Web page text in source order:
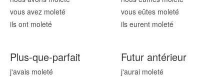
vous avez moleté
ils ont moleté
vous eûtes moleté
ils eurent moleté
Plus-que-parfait
j'avais moleté
Futur antérieur
j'aurai moleté